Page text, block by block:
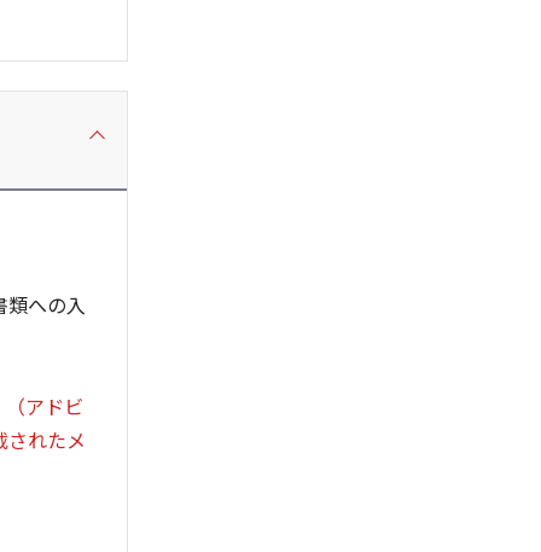
類への入
アドビ
れたメ